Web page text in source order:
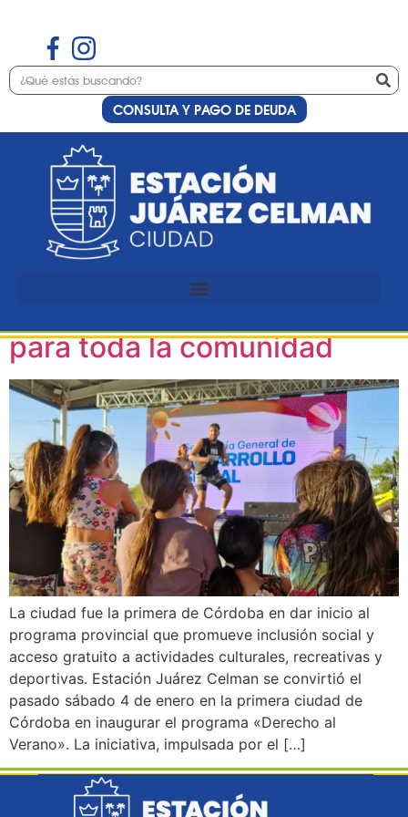
CONSULTA Y PAGO DE DEUDA
Etiqueta:Derecho
Estación Juárez Celman
inaugura «Derecho al
para toda la comunidad
La ciudad fue la primera de Córdoba en dar inicio al
programa provincial que promueve inclusión social y
acceso gratuito a actividades culturales, recreativas y
deportivas. Estación Juárez Celman se convirtió el
pasado sábado 4 de enero en la primera ciudad de
Córdoba en inaugurar el programa «Derecho al
Verano». La iniciativa, impulsada por el […]